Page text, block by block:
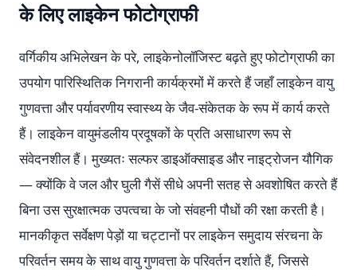
के लिए लाइकेन फोटोग्राफी
वर्गिकीय अभिलेखन के परे, लाइकेनोलॉजिस्ट बढ़ते हुए फोटोग्राफी का
उपयोग पारिस्थितिक निगरानी कार्यक्रमों में करते हैं जहाँ लाइकेन वायु
गुणवत्ता और पर्यावरणीय स्वास्थ्य के जैव-संकेतक के रूप में कार्य करते
हैं। लाइकेन वायुमंडलीय प्रदूषकों के प्रति असाधारण रूप से
संवेदनशील हैं। मुख्यतः सल्फर डाइऑक्साइड और नाइट्रोजन यौगिक
— क्योंकि वे जल और घुली गैसें सीधे अपनी सतह से अवशोषित करते हैं
बिना उस सुरक्षात्मक उपत्वचा के जो संवहनी पौधों की रक्षा करती है।
मानकीकृत सर्वेक्षण पेड़ों या चट्टानों पर लाइकेन समुदाय संरचना के
परिवर्तन समय के साथ वायु गुणवत्ता के परिवर्तन दर्शाते हैं, जिससे